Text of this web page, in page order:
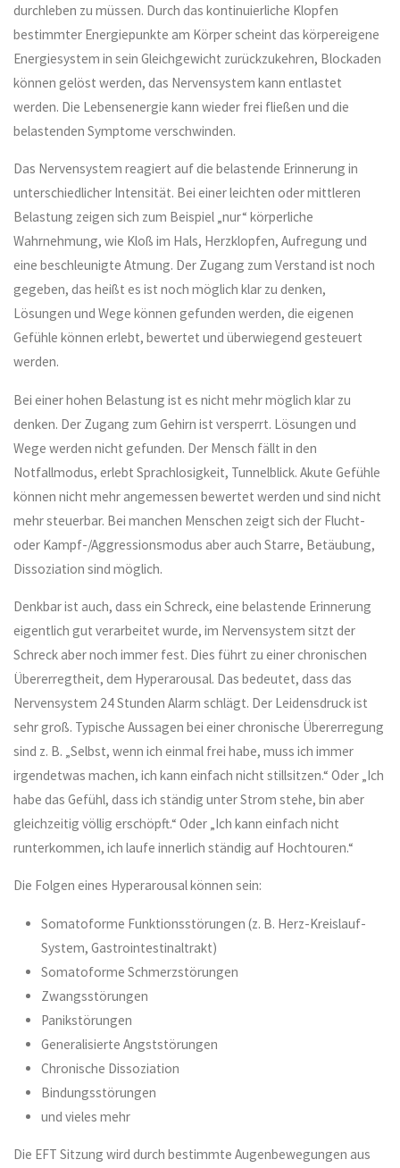
durchleben zu müssen. Durch das kontinuierliche Klopfen
bestimmter Energiepunkte am Körper scheint das körpereigene
Energiesystem in sein Gleichgewicht zurückzukehren, Blockaden
können gelöst werden, das Nervensystem kann entlastet
werden. Die Lebensenergie kann wieder frei fließen und die
belastenden Symptome verschwinden.
Das Nervensystem reagiert auf die belastende Erinnerung in
unterschiedlicher Intensität. Bei einer leichten oder mittleren
Belastung zeigen sich zum Beispiel „nur“ körperliche
Wahrnehmung, wie Kloß im Hals, Herzklopfen, Aufregung und
eine beschleunigte Atmung. Der Zugang zum Verstand ist noch
gegeben, das heißt es ist noch möglich klar zu denken,
Lösungen und Wege können gefunden werden, die eigenen
Gefühle können erlebt, bewertet und überwiegend gesteuert
werden.
Bei einer hohen Belastung ist es nicht mehr möglich klar zu
denken. Der Zugang zum Gehirn ist versperrt. Lösungen und
Wege werden nicht gefunden. Der Mensch fällt in den
Notfallmodus, erlebt Sprachlosigkeit, Tunnelblick. Akute Gefühle
können nicht mehr angemessen bewertet werden und sind nicht
mehr steuerbar. Bei manchen Menschen zeigt sich der Flucht-
oder Kampf-/Aggressionsmodus aber auch Starre, Betäubung,
Dissoziation sind möglich.
Denkbar ist auch, dass ein Schreck, eine belastende Erinnerung
eigentlich gut verarbeitet wurde, im Nervensystem sitzt der
Schreck aber noch immer fest. Dies führt zu einer chronischen
Übererregtheit, dem Hyperarousal. Das bedeutet, dass das
Nervensystem 24 Stunden Alarm schlägt. Der Leidensdruck ist
sehr groß. Typische Aussagen bei einer chronische Übererregung
sind z. B. „Selbst, wenn ich einmal frei habe, muss ich immer
irgendetwas machen, ich kann einfach nicht stillsitzen.“ Oder „Ich
habe das Gefühl, dass ich ständig unter Strom stehe, bin aber
gleichzeitig völlig erschöpft.“ Oder „Ich kann einfach nicht
runterkommen, ich laufe innerlich ständig auf Hochtouren.“
Die Folgen eines Hyperarousal können sein:
Somatoforme Funktionsstörungen (z. B. Herz-Kreislauf-
System, Gastrointestinaltrakt)
Somatoforme Schmerzstörungen
Zwangsstörungen
Panikstörungen
Generalisierte Angststörungen
Chronische Dissoziation
Bindungsstörungen
und vieles mehr
Die EFT Sitzung wird durch bestimmte Augenbewegungen aus